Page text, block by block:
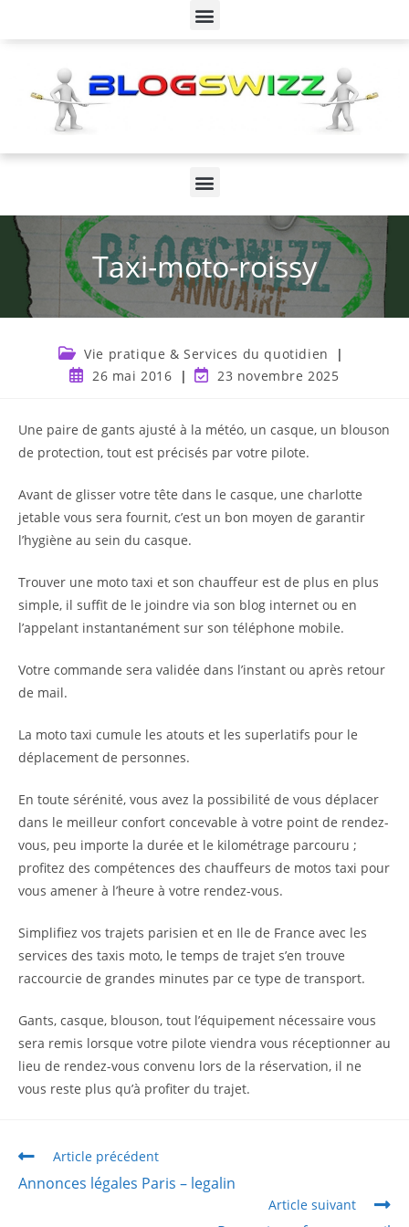
Taxi-moto-roissy
Vie pratique & Services du quotidien
26 mai 2016
23 novembre 2025
Une paire de gants ajusté à la météo, un casque, un blouson
de protection, tout est précisés par votre pilote.
Avant de glisser votre tête dans le casque, une charlotte
jetable vous sera fournit, c’est un bon moyen de garantir
l’hygiène au sein du casque.
Trouver une moto taxi et son chauffeur est de plus en plus
simple, il suffit de le joindre via son blog internet ou en
l’appelant instantanément sur son téléphone mobile.
Votre commande sera validée dans l’instant ou après retour
de mail.
La moto taxi cumule les atouts et les superlatifs pour le
déplacement de personnes.
En toute sérénité, vous avez la possibilité de vous déplacer
dans le meilleur confort concevable à votre point de rendez-
vous, peu importe la durée et le kilométrage parcouru ;
profitez des compétences des chauffeurs de motos taxi pour
vous amener à l’heure à votre rendez-vous.
Simplifiez vos trajets parisien et en Ile de France avec les
services des taxis moto, le temps de trajet s’en trouve
raccourcie de grandes minutes par ce type de transport.
Gants, casque, blouson, tout l’équipement nécessaire vous
sera remis lorsque votre pilote viendra vous réceptionner au
lieu de rendez-vous convenu lors de la réservation, il ne
vous reste plus qu’à profiter du trajet.
Article précédent
Annonces légales Paris – legalin
Article suivant